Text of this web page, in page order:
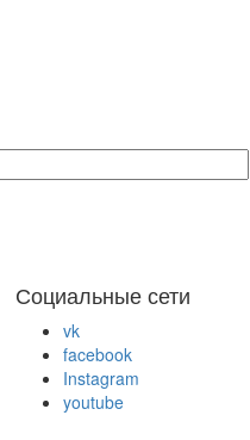
Социальные сети
vk
facebook
Instagram
youtube